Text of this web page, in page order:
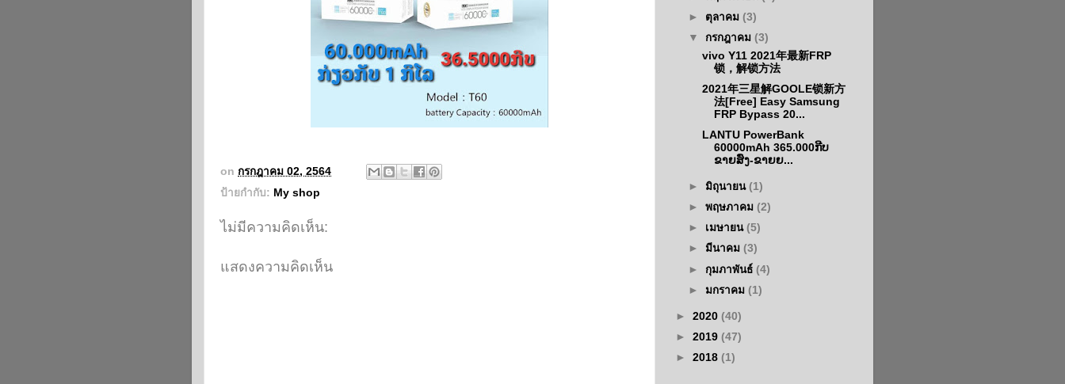
on กรกฎาคม 02, 2564
ป้ายกำกับ: My shop
ไม่มีความคิดเห็น:
แสดงความคิดเห็น
► ตุลาคม(3)
▼กรกฎาคม(3)
vivo Y11 2021年最新FRP
锁，解锁方法
2021年三星解GOOLE锁新方
法[Free] Easy Samsung
FRP Bypass 20...
LANTU PowerBank
60000mAh 365.000ກີບ
ຂາຍສົ່ງ-ຂາຍຍ...
► มิถุนายน(1)
►พฤษภาคม(2)
► เมษายน(5)
► มีนาคม(3)
►กุมภาพันธ์(4)
► มกราคม(1)
► 2020 (40)
► 2019 (47)
► 2018 (1)